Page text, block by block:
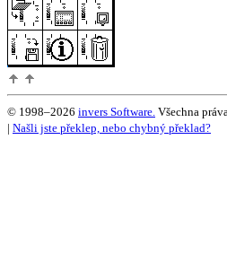
© 1998–2026 invers Software. Všechna
| Našli jste překlep, nebo chybný překlad?